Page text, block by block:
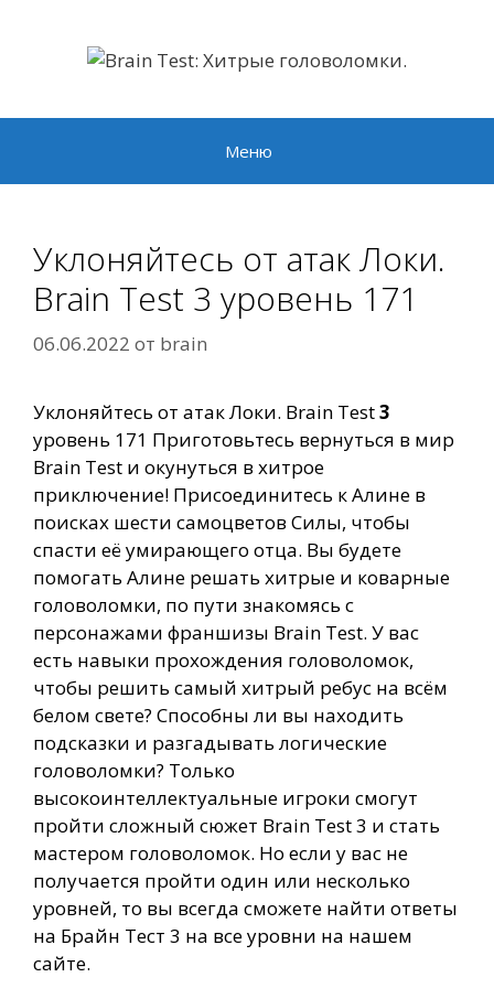
содержимому
Меню
Уклоняйтесь от атак Локи.
Brain Test 3 уровень 171
06.06.2022 от brain
Уклоняйтесь от атак Локи. Brain Test3
уровень 171 Приготовьтесь вернуться в мир
Brain Test и окунуться в хитрое
приключение! Присоединитесь к Алине в
поисках шести самоцветов Силы, чтобы
спасти её умирающего отца. Вы будете
помогать Алине решать хитрые и коварные
головоломки, по пути знакомясь с
персонажами франшизы Brain Test. У вас
есть навыки прохождения головоломок,
чтобы решить самый хитрый ребус на всём
белом свете? Способны ли вы находить
подсказки и разгадывать логические
головоломки? Только
высокоинтеллектуальные игроки смогут
пройти сложный сюжет Brain Test 3 и стать
мастером головоломок. Но если у вас не
получается пройти один или несколько
уровней, то вы всегда сможете найти ответы
на Брайн Тест 3 на все уровни на нашем
сайте.